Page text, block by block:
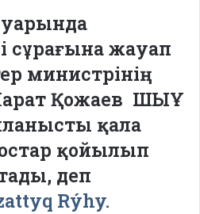
сұрағына жауап
министрінің
Қожаев ШЫҰ
қала
қойылып
деп
Rýhy.